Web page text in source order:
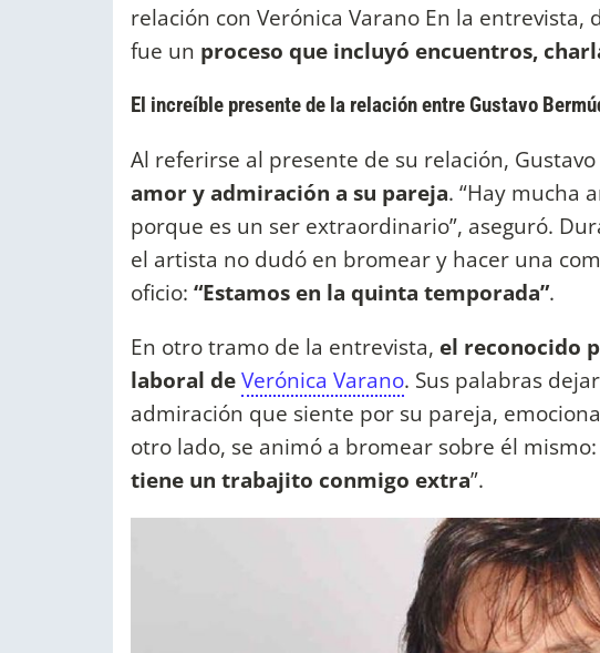
relación con Verónica Varano En la entrevista,
fue un proceso que incluyó encuentros,
El increíble presente de la relación entre Gustavo
Al referirse al presente de su relación,
amor y admiración a su pareja. “Hay mucha
porque es un ser extraordinario”, aseguró.
el artista no dudó en bromear y hacer una
oficio: “Estamos en la quinta temporada”.
En otro tramo de la entrevista, el reconocido
laboral deVerónica Varano. Sus palabras
admiración que siente por su pareja,
otro lado, se animó a bromear sobre él
tiene un trabajito conmigo extra”.